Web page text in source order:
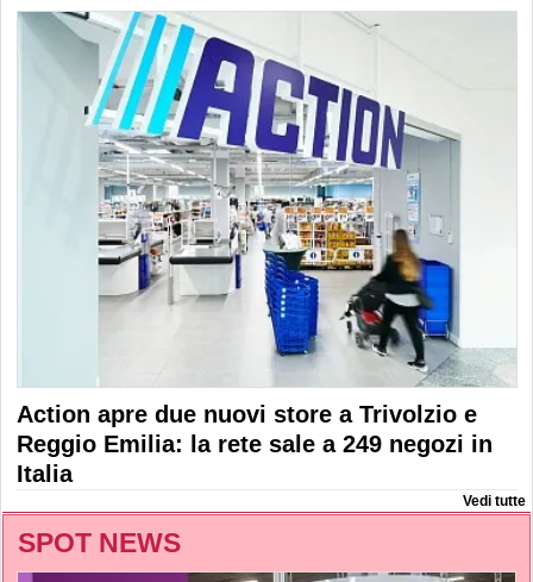
Action apre due nuovi store a Trivolzio e
Reggio Emilia: la rete sale a 249 negozi in
Italia
Vedi tutte
SPOT NEWS